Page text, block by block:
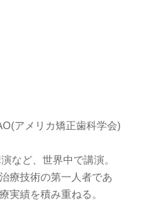
アメリカ矯正歯科学会)
など、世界中で講演。
療技術の第一人者であ
実績を積み重ねる。